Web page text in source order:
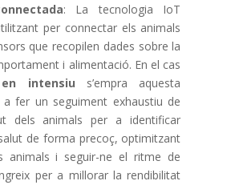
: La tecnologia IoT
per connectar els animals
que recopilen dades sobre la
i alimentació. En el cas
intensiu s’empra aquesta
fer un seguiment exhaustiu de
dels animals per a identificar
de forma precoç, optimitzant
animals i seguir-ne el ritme de
per a millorar la rendibilitat